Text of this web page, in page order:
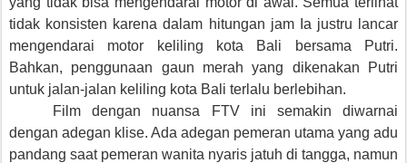
tidak konsisten karena dalam hitungan jam Ia justru lancar
mengendarai motor keliling kota Bali bersama Putri.
Bahkan, penggunaan gaun merah yang dikenakan Putri
untuk jalan-jalan keliling kota Bali terlalu berlebihan.
Film dengan nuansa FTV ini semakin diwarnai
dengan adegan klise. Ada adegan pemeran utama yang adu
pandang saat pemeran wanita nyaris jatuh di tangga, namun